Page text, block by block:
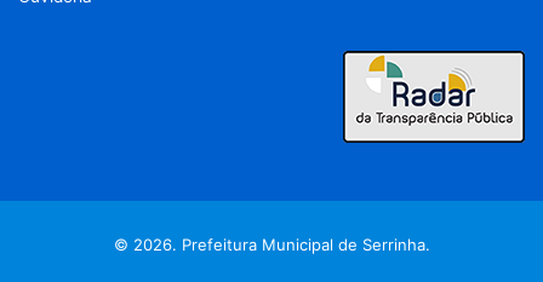
© 2026. Prefeitura Municipal de Serrinha.